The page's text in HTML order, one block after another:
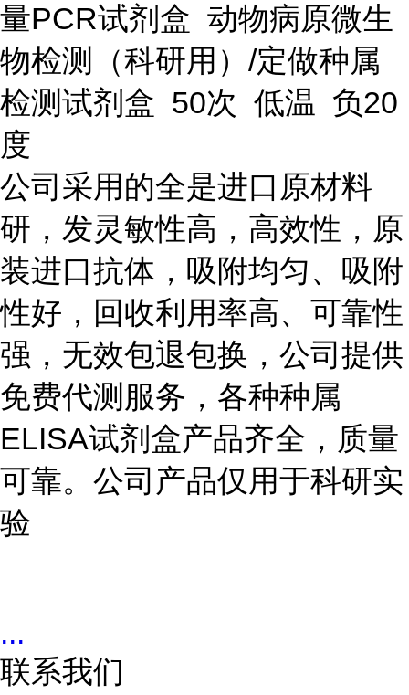
量PCR试剂盒 动物病原微生
物检测（科研用）/定做种属
检测试剂盒 50次 低温 负20
度
公司采用的全是进口原材料
研，发灵敏性高，高效性，原
装进口抗体，吸附均匀、吸附
性好，回收利用率高、可靠性
强，无效包退包换，公司提供
免费代测服务，各种种属
ELISA试剂盒产品齐全，质量
可靠。公司产品仅用于科研实
验
...
联系我们